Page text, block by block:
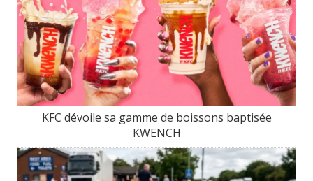
KFC dévoile sa gamme de boissons baptisée
KWENCH